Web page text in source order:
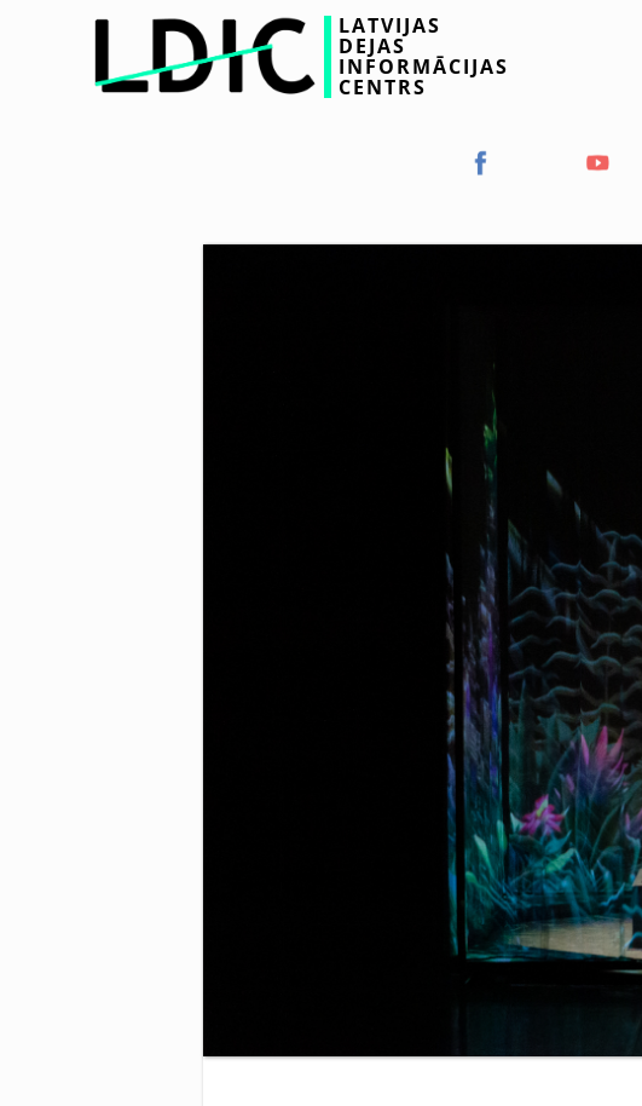
LATVIJAS
DEJAS
INFORMĀCIJAS
CENTRS